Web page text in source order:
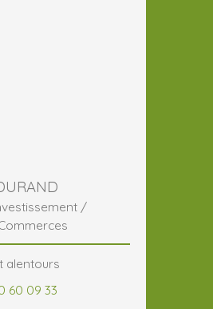
/
alentours
60 09 33